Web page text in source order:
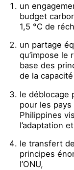
un
budget
1,5 °C de
un partage
qu’impose le
base des
de la
le déblocage
pour les
Philippines
l’adaptation
le transfert
principes
l’ONU,